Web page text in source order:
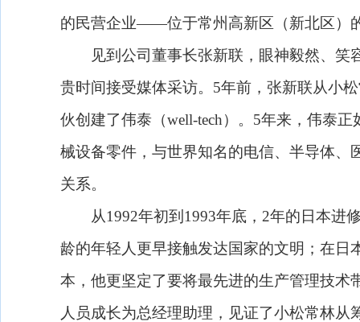
的民营企业——位于常州高新区（新北区）
见到公司董事长张新联，眼神毅然、笑
贵时间接受媒体采访。 5年前，张新联从小
伙创建了伟泰（well-tech）。 5年来，伟泰正
械设备零件，与世界知名的电信、半导体
关系。
从1992年初到 1993年底， 2年的日本进
龄的年轻人更早接触发达国家的文明；在
本，他更坚定了要将最先进的生产管理技
人员成长为总经理助理，见证了小松常林